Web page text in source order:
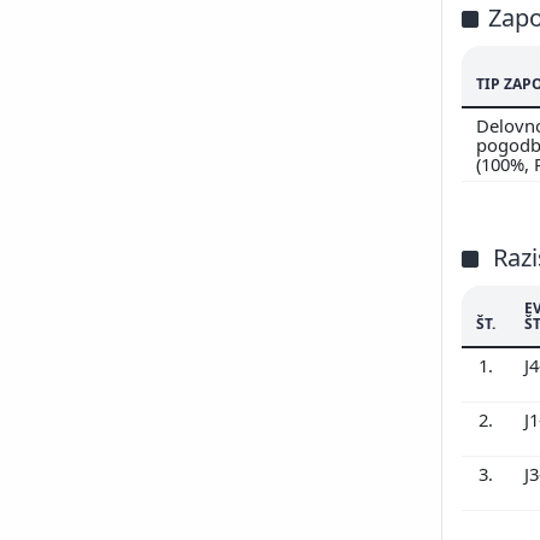
TIP
(100%,
ŠT.
1.
2.
3.